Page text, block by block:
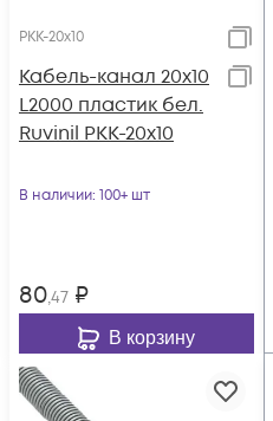
РКК-20х10
Кабель-канал 20х10
L2000 пластик бел.
Ruvinil РКК-20х10
В наличии: 100+ шт
80,47 ₽
В корзину